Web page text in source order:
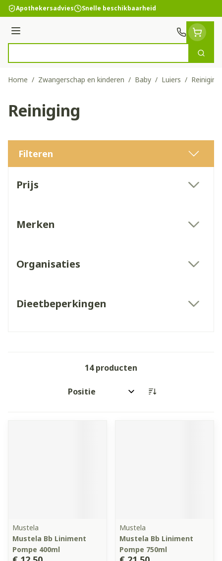
Ga naar de inhoud
Apothekersadvies Snelle beschikbaarheid
Menu
Zoek
Home / Zwangerschap en kinderen / Baby / Luiers / Reiniging
Reiniging
Filteren
Prijs
Merken
Organisaties
Dieetbeperkingen
14producten
Sorteer op:
Mustela
Mustela Bb Liniment
Pompe 400ml
Mustela
Mustela Bb Liniment
Pompe 750ml